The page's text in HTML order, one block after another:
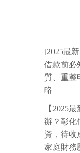
[2025最
借款前必
質、重整
略
【2025
辦？彰化
資，待收
家庭財務